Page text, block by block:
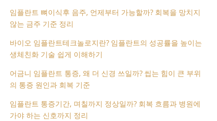
임플란트 뼈이식후 음주, 언제부터 가능할까? 회복을 망치지
않는 금주 기준 정리
바이오 임플란트테크놀로지란? 임플란트의 성공률을 높이는
생체친화 기술 쉽게 이해하기
어금니 임플란트 통증, 왜 더 신경 쓰일까? 씹는 힘이 큰 부위
의 통증 원인과 회복 기준
임플란트 통증기간, 며칠까지 정상일까? 회복 흐름과 병원에
가야 하는 신호까지 정리